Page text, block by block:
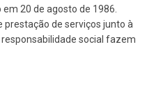
20 de agosto de 1986.
de serviços junto à
social fazem